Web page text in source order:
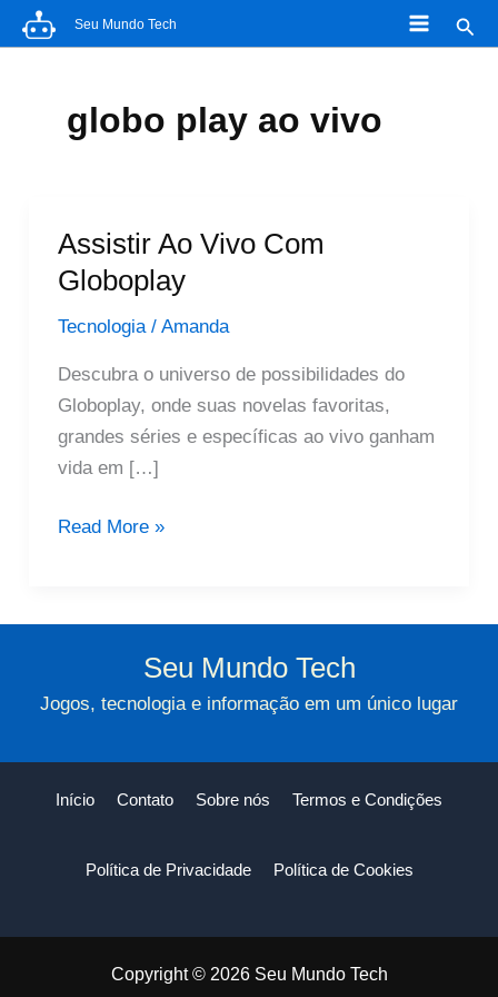
para
Seu Mundo Tech
globo play ao vivo
Assistir Ao Vivo Com
Globoplay
Tecnologia/ Amanda
Descubra o universo de possibilidades do
Globoplay, onde suas novelas favoritas,
grandes séries e específicas ao vivo ganham
vida em […]
Assistir
Com
Read More »
Seu Mundo Tech
Jogos, tecnologia e informação em um único lugar
Início Contato Sobre nós Termos e Condições
Política de Privacidade Política de Cookies
Copyright © 2026 Seu Mundo Tech